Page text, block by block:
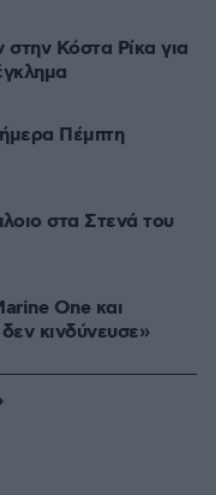
Κόστα Ρίκα για
Πέμπτη
στα Στενά του
One και
κινδύνευσε»